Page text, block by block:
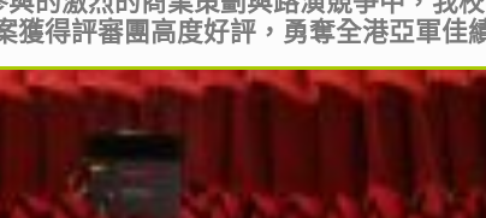
得評審團高度好評，勇奪全港亞軍佳